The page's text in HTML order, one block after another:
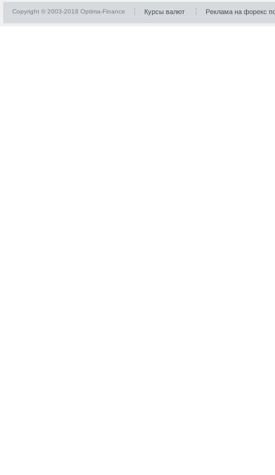
Copyright © 2003-2018 Optima-Finance Курсы валют Реклама на форекс